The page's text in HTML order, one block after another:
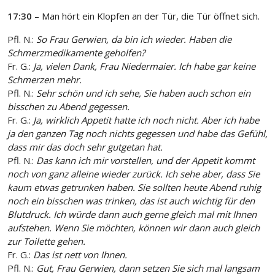
17:30 – Man hört ein Klopfen an der Tür, die Tür öffnet sich.
Pfl. N.: So Frau Gerwien, da bin ich wieder. Haben die
Schmerzmedikamente geholfen?
Fr. G.: Ja, vielen Dank, Frau Niedermaier. Ich habe gar keine
Schmerzen mehr.
Pfl. N.: Sehr schön und ich sehe, Sie haben auch schon ein
bisschen zu Abend gegessen.
Fr. G.: Ja, wirklich Appetit hatte ich noch nicht. Aber ich habe
ja den ganzen Tag noch nichts gegessen und habe das Gefühl,
dass mir das doch sehr gutgetan hat.
Pfl. N.: Das kann ich mir vorstellen, und der Appetit kommt
noch von ganz alleine wieder zurück. Ich sehe aber, dass Sie
kaum etwas getrunken haben. Sie sollten heute Abend ruhig
noch ein bisschen was trinken, das ist auch wichtig für den
Blutdruck. Ich würde dann auch gerne gleich mal mit Ihnen
aufstehen. Wenn Sie möchten, können wir dann auch gleich
zur Toilette gehen.
Fr. G.: Das ist nett von Ihnen.
Pfl. N.: Gut, Frau Gerwien, dann setzen Sie sich mal langsam